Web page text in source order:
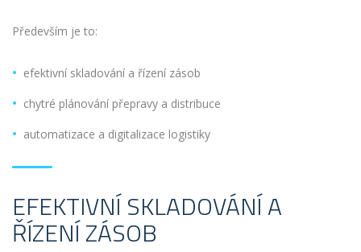
Především je to:
efektivní skladování a řízení zásob
chytré plánování přepravy a distribuce
automatizace a digitalizace logistiky
EFEKTIVNÍ SKLADOVÁNÍ A
ŘÍZENÍ ZÁSOB